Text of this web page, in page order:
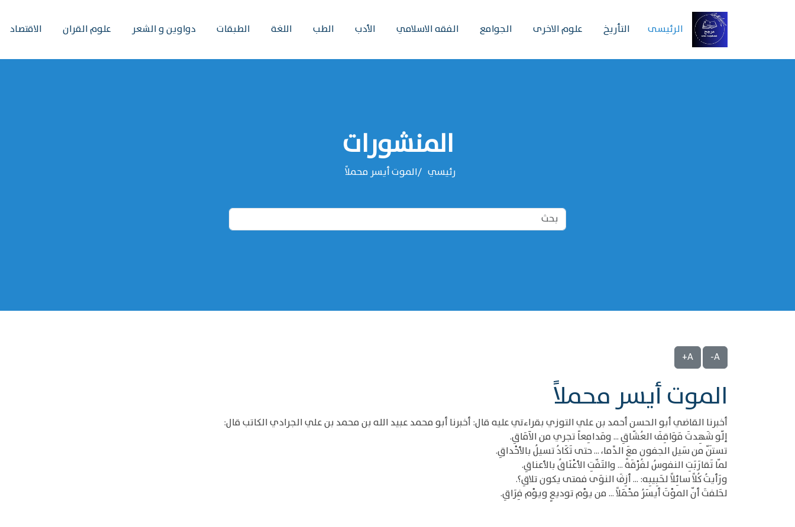
الرئیسی التأريخ علوم الاخرى الجوامع الفقه الاسلامي الأدب الطب اللغة الطبقات دواوين و الشعر علوم القران الاقتصاد
المنشورات
رئيسي الموت أيسر محملاً
A-
A+
الموت أيسر محملاً
أخبرنا القاضي أبو الحسن أحمد بن علي التوزي بقراءتي عليه قال: أخبرنا أبو محمد عبيد الله بن محمد بن علي الجرادي الكاتب قال:
إلّو شَهِدتَ مَوَاقِفَ العُشّاقِ ... ومَدامِعاً تجري من الآمَاقِ.
تستَنّ من سَيل الجفون معَ الدِّما، ... حتى تَكَادُ تسيلُ بالأحْداقِ.
لمّا تَقارَبَتِ النفوسُ لفُرْقَةً ... والتَفّتِ الأعْنَاقُ بالأعناقِ.
ورَأيتُ كُلاً سائِلاً لحَبِيبِه: ... أزِفَ النوَى فمتى يكون تلاقِ؟.
لحَلفتَ أنّ الموْتَ أيسَرُ محْمَلاً ... من يوْم توديعٍ ويوْم فِرَاقِ.